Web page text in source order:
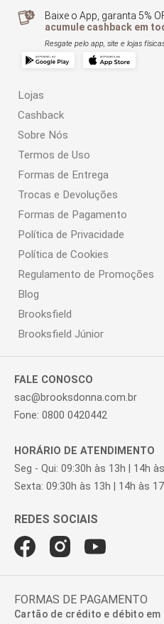
Baixe o App, garanta 5%
acumule cashback em
Resgate pelo app, site e lojas
Lojas
Cashback
Sobre Nós
Termos de Uso
Formas de Entrega
Trocas e Devoluções
Formas de Pagamento
Política de Privacidade
Política de Cookies
Regulamento de Promoções
Blog
Brooksfield
Brooksfield Júnior
FALE CONOSCO
sac@brooksdonna.com.br
Fone: 0800 0420442
HORÁRIO DE ATENDIMENTO
Seg - Qui: 09:30h às 13h | 14h
Sexta: 09:30h às 13h | 14h às
FORMAS DE PAGAMENTO
Cartão de crédito e débito em